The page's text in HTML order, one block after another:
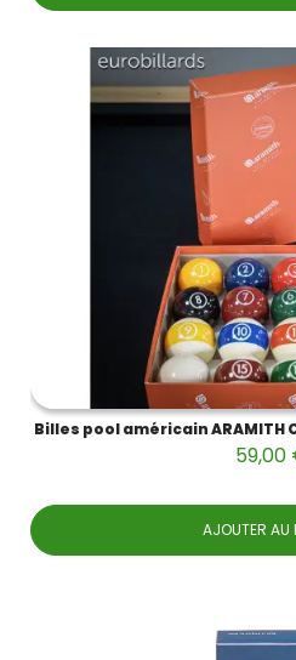
Billes pool américain ARAMITH
59,00
AJOUTER AU